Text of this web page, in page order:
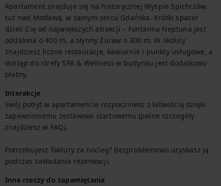
Apartament znajduje się na historycznej Wyspie Spichrzów,
tuż nad Motławą, w samym sercu Gdańska. Krótki spacer
dzieli Cię od największych atrakcji – Fontanna Neptuna jest
oddalona o 400 m, a słynny Żuraw o 300 m. W okolicy
znajdziesz liczne restauracje, kawiarnie i punkty usługowe, a
dostęp do strefy SPA & Wellness w budynku jest dodatkowo
płatny.
Interakcje
Swój pobyt w apartamencie rozpoczniesz z łatwością dzięki
zapewnionemu zestawowi startowemu (pełne szczegóły
znajdziesz w FAQ).
Potrzebujesz faktury za nocleg? Bezproblemowo uzyskasz ją
podczas zakładania rezerwacji.
Inne rzeczy do zapamiętania